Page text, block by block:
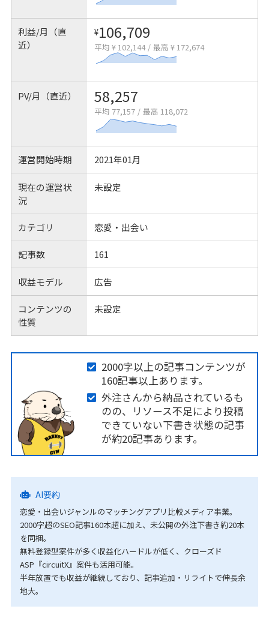
利益/月（直
近）
¥106,709
平均 ¥ 102,144 / 最高 ¥ 172,674
PV/月（直近） 58,257
平均 77,157 / 最高 118,072
運営開始時期 2021年01月
現在の運営状
況
未設定
カテゴリ 恋愛・出会い
記事数 161
収益モデル 広告
コンテンツの
性質
未設定
2000字以上の記事コンテンツが
160記事以上あります。
外注さんから納品されているも
のの、リソース不足により投稿
できていない下書き状態の記事
が約20記事あります。
AI要約
恋愛・出会いジャンルのマッチングアプリ比較メディア事業。
2000字超のSEO記事160本超に加え、未公開の外注下書き約20本
を同梱。
無料登録型案件が多く収益化ハードルが低く、クローズド
ASP『circuitX』案件も活用可能。
半年放置でも収益が継続しており、記事追加・リライトで伸長余
地大。